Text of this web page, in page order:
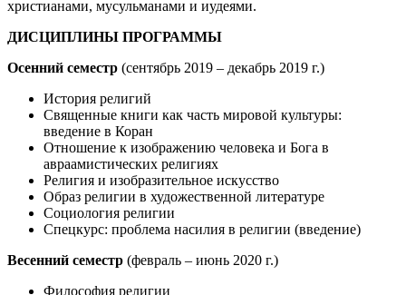
христианами, мусульманами и иудеями.
ДИСЦИПЛИНЫ ПРОГРАММЫ
Осенний семестр (сентябрь 2019 – декабрь 2019 г.)
История религий
Священные книги как часть мировой культуры:
введение в Коран
Отношение к изображению человека и Бога в
авраамистических религиях
Религия и изобразительное искусство
Образ религии в художественной литературе
Социология религии
Спецкурс: проблема насилия в религии (введение)
Весенний семестр (февраль – июнь 2020 г.)
Философия религии